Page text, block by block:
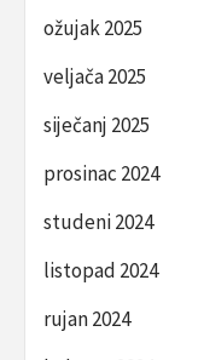
ožujak 2025
veljača 2025
siječanj 2025
prosinac 2024
studeni 2024
listopad 2024
rujan 2024